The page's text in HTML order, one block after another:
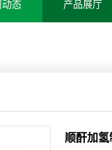
动态 产品展厅
顺酐加